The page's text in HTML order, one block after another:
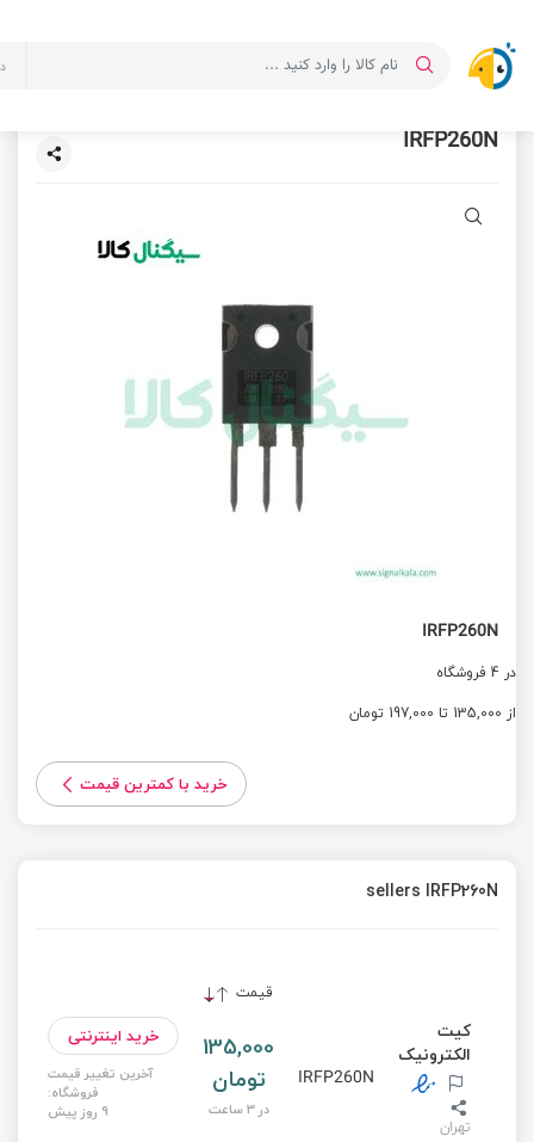
IRFP260N
IRFP260N
در 4 فروشگاه
از 135,000 تا 197,000 تومان
خرید با کمترین قیمت
sellers IRFP260N
قیمت
کیت
الکترونیک
تهران
IRFP260N
135,000
تومان
در 3 ساعت
خرید اینترنتی
آخرین تغییر قیمت
فروشگاه:
9 روز پیش